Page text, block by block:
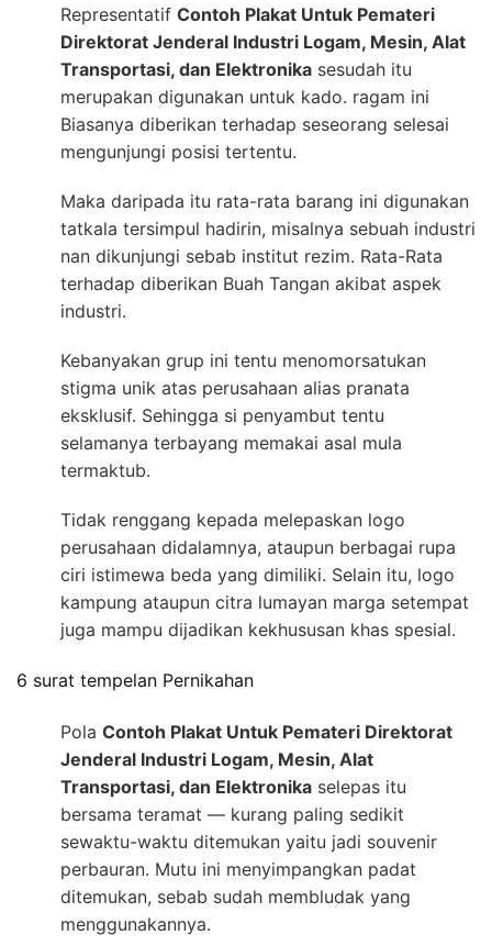
Representatif Contoh Plakat Untuk Pemateri
Direktorat Jenderal Industri Logam, Mesin, Alat
Transportasi, dan Elektronika sesudah itu
merupakan digunakan untuk kado. ragam ini
Biasanya diberikan terhadap seseorang selesai
mengunjungi posisi tertentu.
Maka daripada itu rata-rata barang ini digunakan
tatkala tersimpul hadirin, misalnya sebuah industri
nan dikunjungi sebab institut rezim. Rata-Rata
terhadap diberikan Buah Tangan akibat aspek
industri.
Kebanyakan grup ini tentu menomorsatukan
stigma unik atas perusahaan alias pranata
eksklusif. Sehingga si penyambut tentu
selamanya terbayang memakai asal mula
termaktub.
Tidak renggang kepada melepaskan logo
perusahaan didalamnya, ataupun berbagai rupa
ciri istimewa beda yang dimiliki. Selain itu, logo
kampung ataupun citra lumayan marga setempat
juga mampu dijadikan kekhususan khas spesial.
6 surat tempelan Pernikahan
Pola Contoh Plakat Untuk Pemateri Direktorat
Jenderal Industri Logam, Mesin, Alat
Transportasi, dan Elektronika selepas itu
bersama teramat — kurang paling sedikit
sewaktu-waktu ditemukan yaitu jadi souvenir
perbauran. Mutu ini menyimpangkan padat
ditemukan, sebab sudah membludak yang
menggunakannya.